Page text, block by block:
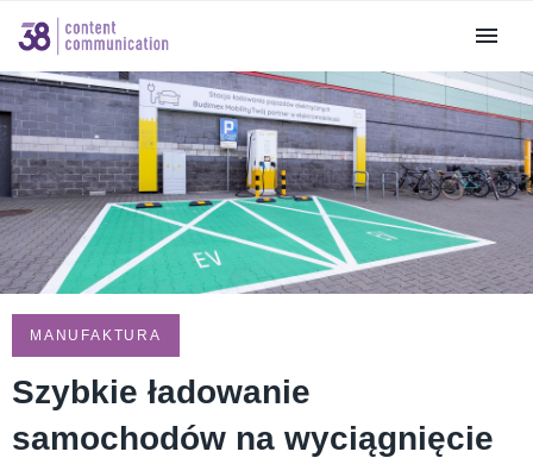
MANUFAKTURA
Szybkie ładowanie
samochodów na wyciągnięcie